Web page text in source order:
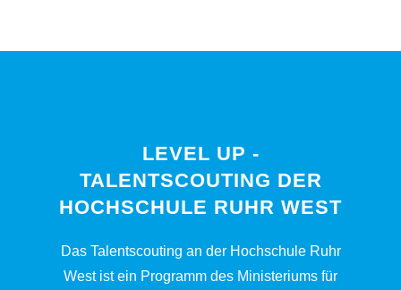
LEVEL UP -
TALENTSCOUTING DER
HOCHSCHULE RUHR WEST
Das Talentscouting an der Hochschule Ruhr
West ist ein Programm des Ministeriums für